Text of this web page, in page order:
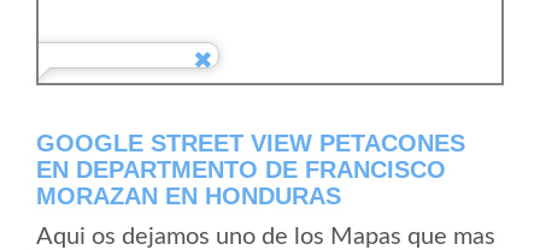
GOOGLE STREET VIEW PETACONES
EN DEPARTMENTO DE FRANCISCO
MORAZAN EN HONDURAS
Aqui os dejamos uno de los Mapas que mas